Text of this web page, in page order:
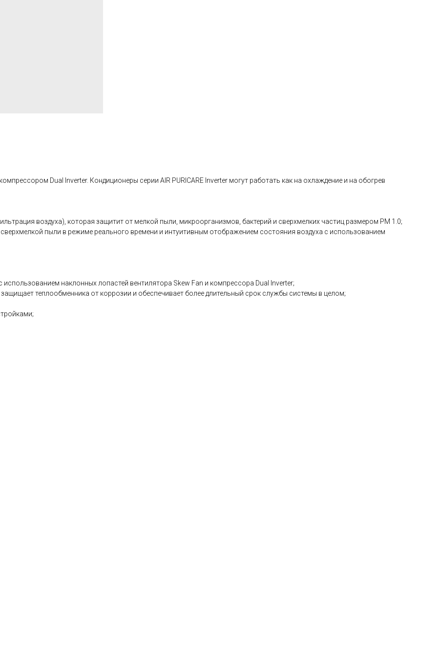
Dual Inverter. Кондиционеры серии AIR PURICARE Inverter могут работать как на охлаждение и на обогрев
воздуха), которая защитит от мелкой пыли, микроорганизмов, бактерий и сверхмелких частиц размером PM 1.0;
пыли в режиме реального времени и интуитивным отображением состояния воздуха с использованием
наклонных лопастей вентилятора Skew Fan и компрессора Dual Inverter;
теплообменника от коррозии и обеспечивает более длительный срок службы системы в целом;